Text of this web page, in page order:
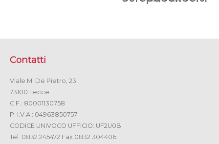
Contatti
Viale M. De Pietro, 23
73100 Lecce
C.F.: 80001130758
P. I.V.A.: 04963850757
CODICE UNIVOCO UFFICIO: UF2U0B
Tel. 0832 245472 Fax 0832 304406